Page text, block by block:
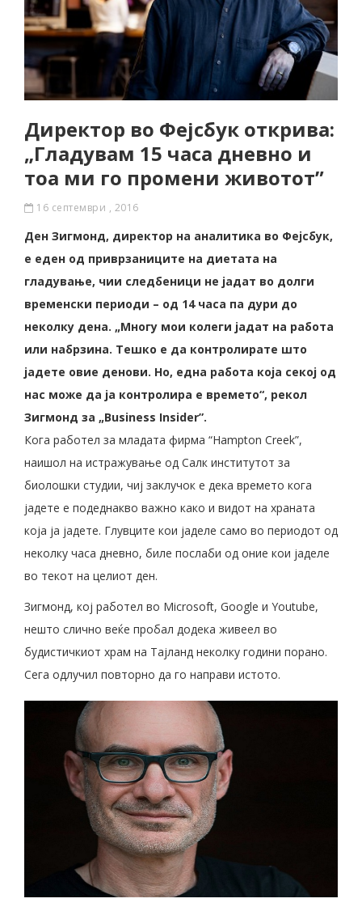
Директор во Фејсбук открива:
„Гладувам 15 часа дневно и
тоа ми го промени животот”
16 септември , 2016
Ден Зигмонд, директор на аналитика во Фејсбук,
е еден од приврзаниците на диетата на
гладување, чии следбеници не јадат во долги
временски периоди – од 14 часа па дури до
неколку дена. „Многу мои колеги јадат на работа
или набрзина. Тешко е да контролирате што
јадете овие денови. Но, една работа која секој од
нас може да ја контролира е времето“, рекол
Зигмонд за „Business Insider”.
Кога работел за младата фирма “Hampton Creek”,
наишол на истражување од Салк институтот за
биолошки студии, чиј заклучок е дека времето кога
јадете е подеднакво важно како и видот на храната
која ја јадете. Глувците кои јаделе само во периодот од
неколку часа дневно, биле послаби од оние кои јаделе
во текот на целиот ден.
Зигмонд, кој работел во Microsoft, Google и Youtube,
нешто слично веќе пробал додека живеел во
будистичкиот храм на Тајланд неколку години порано.
Сега одлучил повторно да го направи истото.